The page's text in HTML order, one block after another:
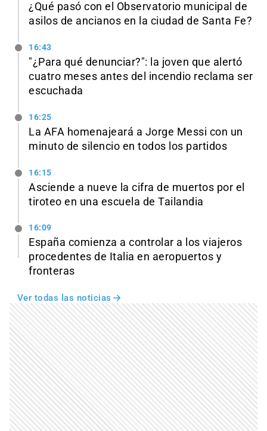
¿Qué pasó con el Observatorio municipal de
asilos de ancianos en la ciudad de Santa Fe?
16:43
"¿Para qué denunciar?": la joven que alertó
cuatro meses antes del incendio reclama ser
escuchada
16:25
La AFA homenajeará a Jorge Messi con un
minuto de silencio en todos los partidos
16:15
Asciende a nueve la cifra de muertos por el
tiroteo en una escuela de Tailandia
16:09
España comienza a controlar a los viajeros
procedentes de Italia en aeropuertos y
fronteras
Ver todas las noticias